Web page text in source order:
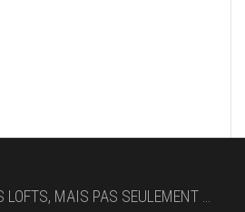
LOFTS, MAIS PAS SEULEMENT …